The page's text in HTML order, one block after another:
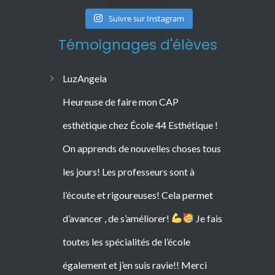
Suivre sur Instagram
Témoignages d'élèves
LuzAngela
Heureuse de faire mon CAP
esthétique chez École 44 Esthétique !
On apprends de nouvelles choses tous
les jours! Les professeurs sont à
l’écoute et rigoureuses! Cela permet
d’avancer , de s’améliorer!
Je fais
toutes les spécialités de l’école
également et j’en suis ravie!! Merci